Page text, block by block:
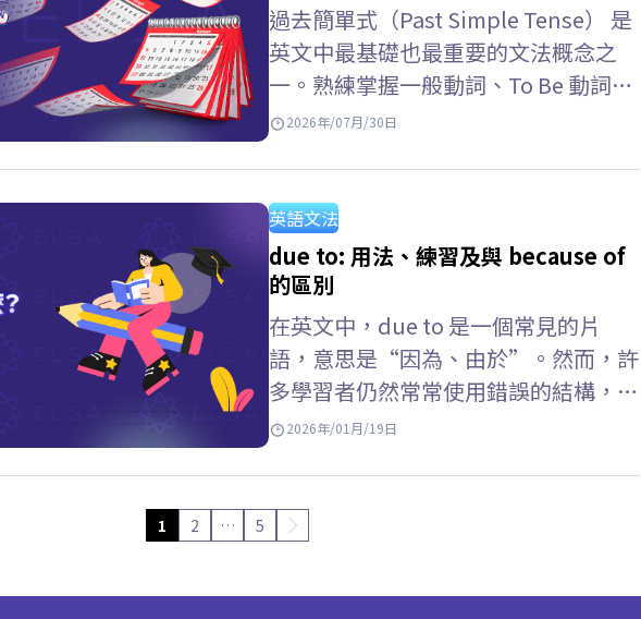
過去簡單式（Past Simple Tense） 是
英文中最基礎也最重要的文法概念之
一。熟練掌握一般動詞、To Be 動詞的
變化規則以及辨識信號詞，將有助於你
明吧。 過去簡單式是什麼？…
2026年/07月/30日
英語文法
due to: 用法、練習及與 because of
的區別
在英文中，due to 是一個常見的片
語，意思是“因為、由於”。然而，許
多學習者仍然常常使用錯誤的結構，或
混淆 because of 與 due to 的用法。
2026年/01月/19日
1 2 … 5